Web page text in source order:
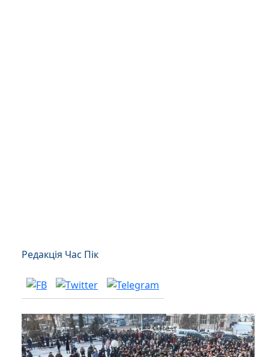
Редакція Час Пік